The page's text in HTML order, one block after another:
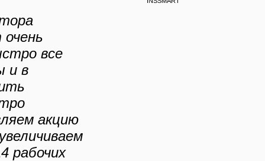
все
и в
акцию
рабочих